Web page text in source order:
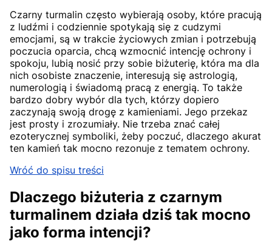
Czarny turmalin często wybierają osoby, które pracują
z ludźmi i codziennie spotykają się z cudzymi
emocjami, są w trakcie życiowych zmian i potrzebują
poczucia oparcia, chcą wzmocnić intencję ochrony i
spokoju, lubią nosić przy sobie biżuterię, która ma dla
nich osobiste znaczenie, interesują się astrologią,
numerologią i świadomą pracą z energią. To także
bardzo dobry wybór dla tych, którzy dopiero
zaczynają swoją drogę z kamieniami. Jego przekaz
jest prosty i zrozumiały. Nie trzeba znać całej
ezoterycznej symboliki, żeby poczuć, dlaczego akurat
ten kamień tak mocno rezonuje z tematem ochrony.
Wróć do spisu treści
Dlaczego biżuteria z czarnym
turmalinem działa dziś tak mocno
jako forma intencji?